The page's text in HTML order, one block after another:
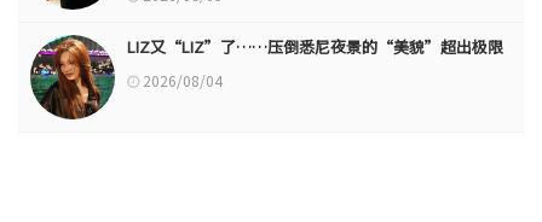
LIZ又“LIZ”了……压倒悉尼夜景的“美貌”超出极限
2026/08/04